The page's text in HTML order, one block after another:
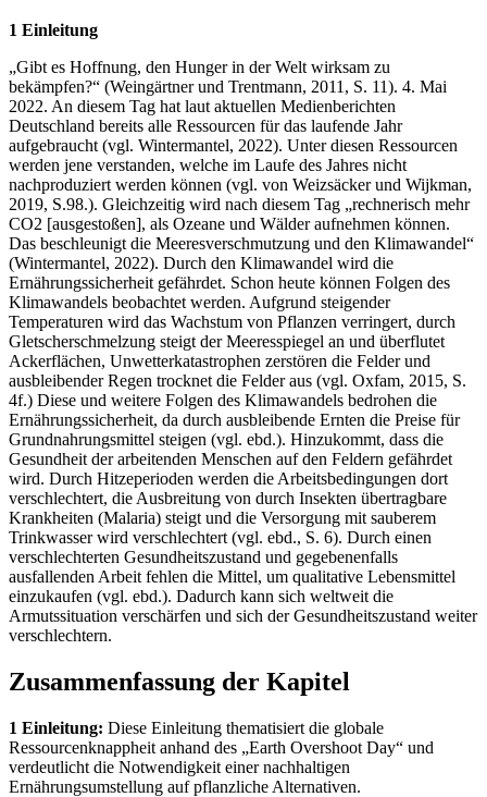
1 Einleitung
„Gibt es Hoffnung, den Hunger in der Welt wirksam zu
bekämpfen?“ (Weingärtner und Trentmann, 2011, S. 11). 4. Mai
2022. An diesem Tag hat laut aktuellen Medienberichten
Deutschland bereits alle Ressourcen für das laufende Jahr
aufgebraucht (vgl. Wintermantel, 2022). Unter diesen Ressourcen
werden jene verstanden, welche im Laufe des Jahres nicht
nachproduziert werden können (vgl. von Weizsäcker und Wijkman,
2019, S.98.). Gleichzeitig wird nach diesem Tag „rechnerisch mehr
CO2 [ausgestoßen], als Ozeane und Wälder aufnehmen können.
Das beschleunigt die Meeresverschmutzung und den Klimawandel“
(Wintermantel, 2022). Durch den Klimawandel wird die
Ernährungssicherheit gefährdet. Schon heute können Folgen des
Klimawandels beobachtet werden. Aufgrund steigender
Temperaturen wird das Wachstum von Pflanzen verringert, durch
Gletscherschmelzung steigt der Meeresspiegel an und überflutet
Ackerflächen, Unwetterkatastrophen zerstören die Felder und
ausbleibender Regen trocknet die Felder aus (vgl. Oxfam, 2015, S.
4f.) Diese und weitere Folgen des Klimawandels bedrohen die
Ernährungssicherheit, da durch ausbleibende Ernten die Preise für
Grundnahrungsmittel steigen (vgl. ebd.). Hinzukommt, dass die
Gesundheit der arbeitenden Menschen auf den Feldern gefährdet
wird. Durch Hitzeperioden werden die Arbeitsbedingungen dort
verschlechtert, die Ausbreitung von durch Insekten übertragbare
Krankheiten (Malaria) steigt und die Versorgung mit sauberem
Trinkwasser wird verschlechtert (vgl. ebd., S. 6). Durch einen
verschlechterten Gesundheitszustand und gegebenenfalls
ausfallenden Arbeit fehlen die Mittel, um qualitative Lebensmittel
einzukaufen (vgl. ebd.). Dadurch kann sich weltweit die
Armutssituation verschärfen und sich der Gesundheitszustand weiter
verschlechtern.
Zusammenfassung der Kapitel
1 Einleitung: Diese Einleitung thematisiert die globale
Ressourcenknappheit anhand des „Earth Overshoot Day“ und
verdeutlicht die Notwendigkeit einer nachhaltigen
Ernährungsumstellung auf pflanzliche Alternativen.